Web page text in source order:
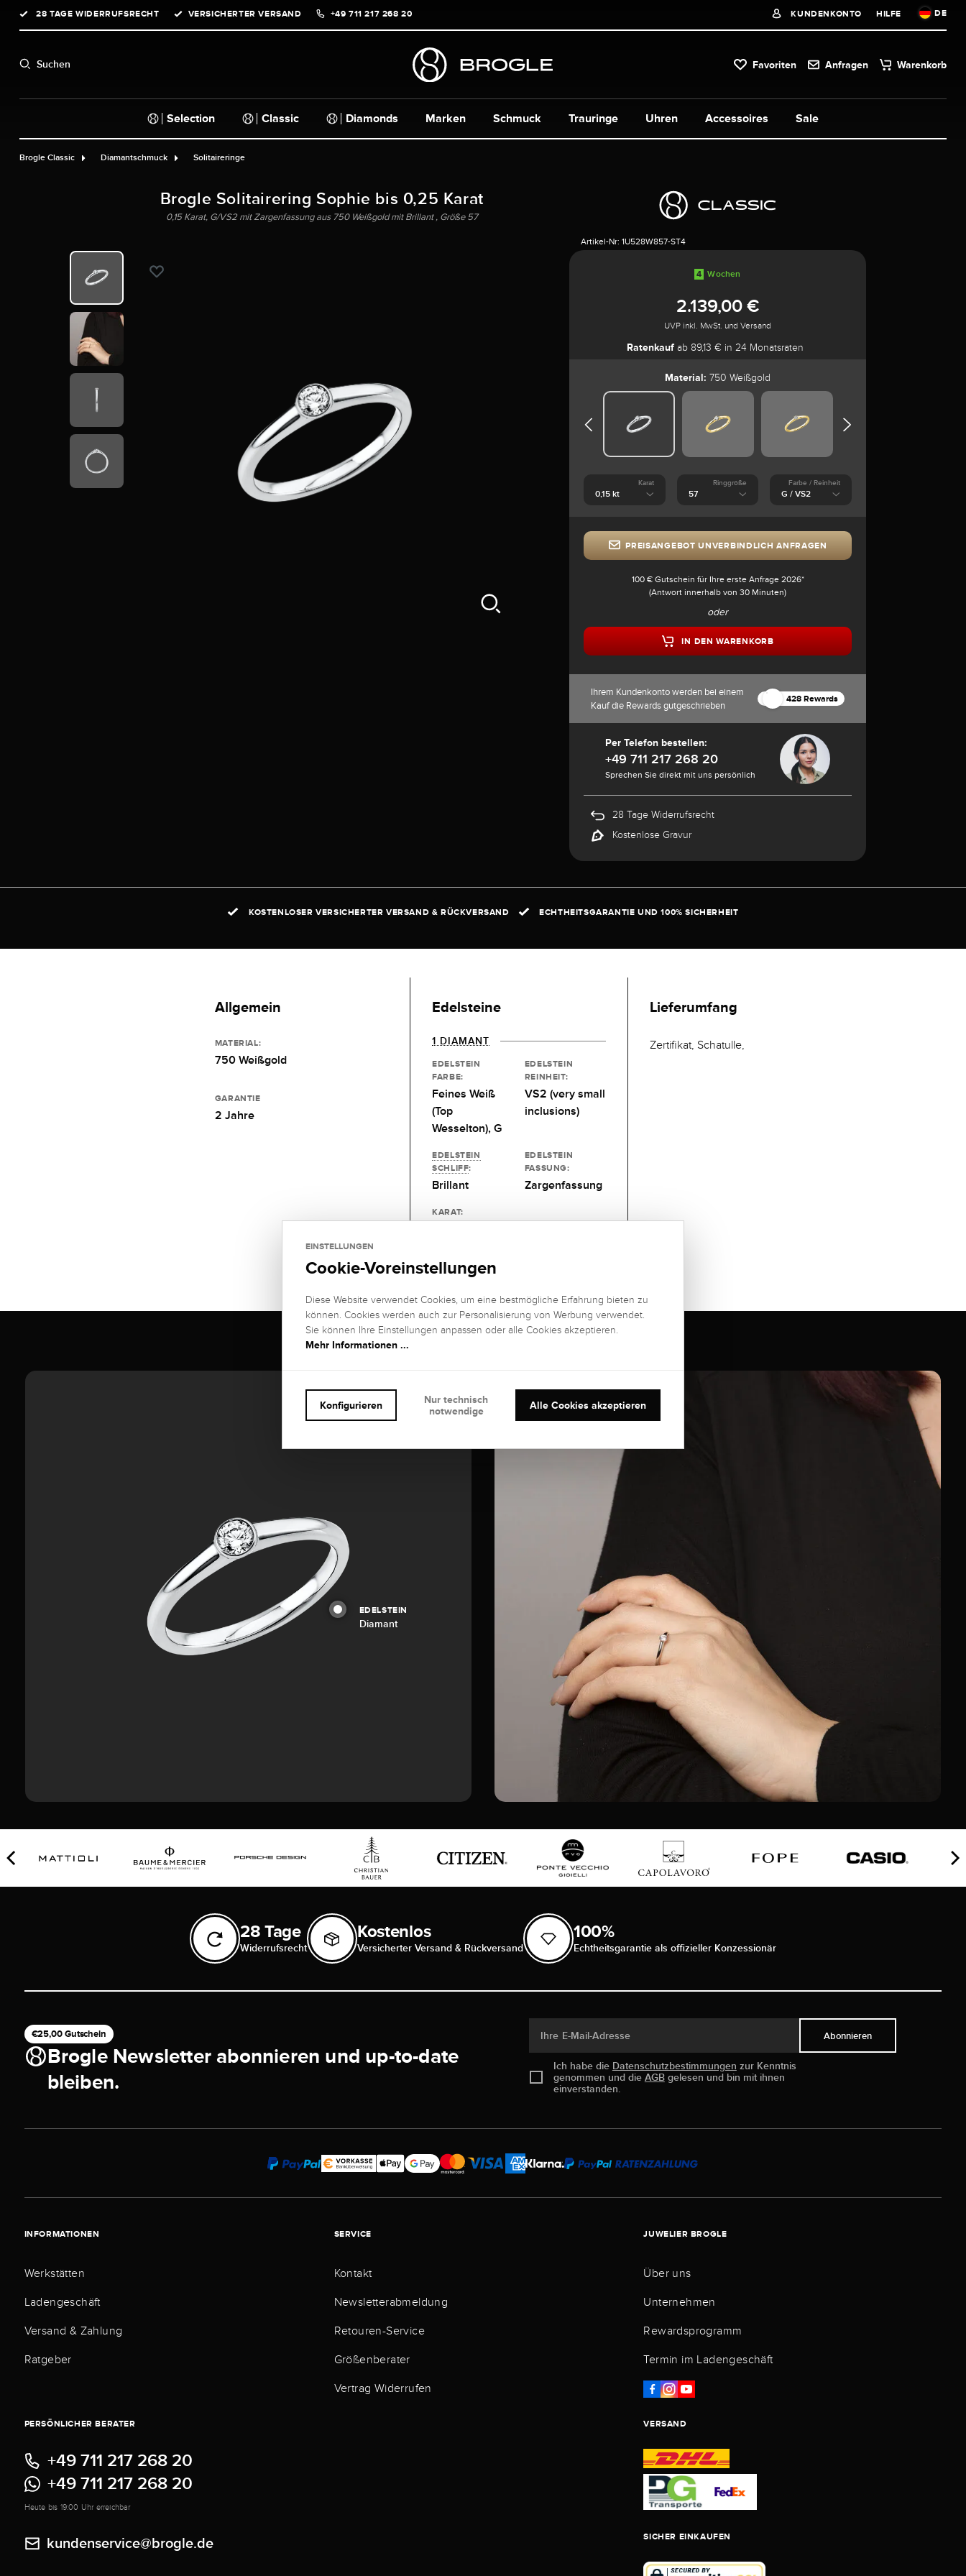
Zur Hauptnavigation springen
28 TAGE WIDERRUFSRECHT VERSICHERTER VERSAND +49 711 217 268 20 KUNDENKONTO HILFE DE
Suchen Favoriten Anfragen Warenkorb
Selection Classic Diamonds Marken Schmuck Uhren Accessoires Sale
Trauringe
Brogle Classic Diamantschmuck Solitaireringe
Brogle Solitairering Sophie bis 0,25 Karat
0,15 Karat, G/VS2 mit Zargenfassung aus 750 Weißgold mit Brillant , Größe 57
Artikel-Nr: 1U528W857-ST4
4 Wochen
2.139,00 €
UVP inkl. MwSt. und Versand
Ratenkaufab 89,13 € in 24 Monatsraten
Material: 750 Weißgold
Karat Ringgröße Farbe / Reinheit
PREISANGEBOT UNVERBINDLICH ANFRAGEN
100 € Gutschein für Ihre erste Anfrage 2026*
(Antwort innerhalb von 30 Minuten)
oder
IN DEN WARENKORB
Ihrem Kundenkonto werden bei einem
Kauf die Rewards gutgeschrieben
428 Rewards
Per Telefon bestellen:
+49 711 217 268 20
Sprechen Sie direkt mit uns persönlich
28 Tage Widerrufsrecht
Kostenlose Gravur
KOSTENLOSER VERSICHERTER VERSAND & RÜCKVERSAND ECHTHEITSGARANTIE UND 100% SICHERHEIT
Allgemein
MATERIAL:
750 Weißgold
GARANTIE
2 Jahre
Edelsteine
1 DIAMANT
EDELSTEIN
FARBE:
Feines Weiß
(Top
Wesselton), G
EDELSTEIN
REINHEIT:
VS2 (very small
inclusions)
EDELSTEIN
SCHLIFF:
Brillant
EDELSTEIN
FASSUNG:
Zargenfassung
KARAT:
Lieferumfang
Zertifikat, Schatulle,
EDELSTEIN
Diamant
28 Tage
Widerrufsrecht
Kostenlos
Versicherter Versand & Rückversand
100%
Echtheitsgarantie als offizieller Konzessionär
€25,00 Gutschein
Brogle Newsletter abonnieren und up-to-date
bleiben.
Ihre E-Mail-Adresse
Ich habe die Datenschutzbestimmungen zur Kenntnis
genommen und die AGBgelesen und bin mit ihnen
einverstanden.
Abonnieren
INFORMATIONEN
Werkstätten
Ladengeschäft
Versand & Zahlung
Ratgeber
SERVICE
Kontakt
Newsletterabmeldung
Retouren-Service
Größenberater
Vertrag Widerrufen
JUWELIER BROGLE
Über uns
Unternehmen
Rewardsprogramm
Termin im Ladengeschäft
PERSÖNLICHER BERATER
+49 711 217 268 20
+49 711 217 268 20
Heute bis 19:00 Uhr erreichbar
kundenservice@brogle.de
VERSAND
SICHER EINKAUFEN
EINSTELLUNGEN
Cookie-Voreinstellungen
Diese Website verwendet Cookies, um eine bestmögliche Erfahrung bieten zu
können. Cookies werden auch zur Personalisierung von Werbung verwendet.
Sie können Ihre Einstellungen anpassen oder alle Cookies akzeptieren.
Mehr Informationen ...
Alle Cookies akzeptieren
Konfigurieren
Nur technisch
notwendige